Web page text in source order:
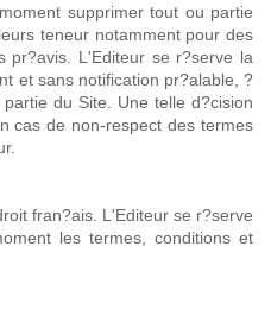
supprimer tout ou partie
teneur notamment pour des
pr?avis. L'Editeur se r?serve la
et sans notification pr?alable, ?
du Site. Une telle d?cision
cas de non-respect des termes
fran?ais. L'Editeur se r?serve
les termes, conditions et